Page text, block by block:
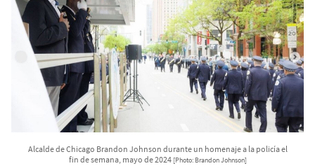
Alcalde de Chicago Brandon Johnson durante un homenaje a la policía el
fin de semana, mayo de 2024 [Photo: Brandon Johnson]